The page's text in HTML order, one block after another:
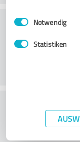
Impressum
Einwilligungsauswahl
Notwendig
Statistiken
Fiyat/